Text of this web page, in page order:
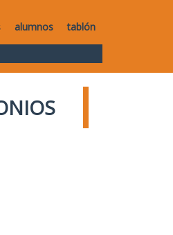
alumnos tablón